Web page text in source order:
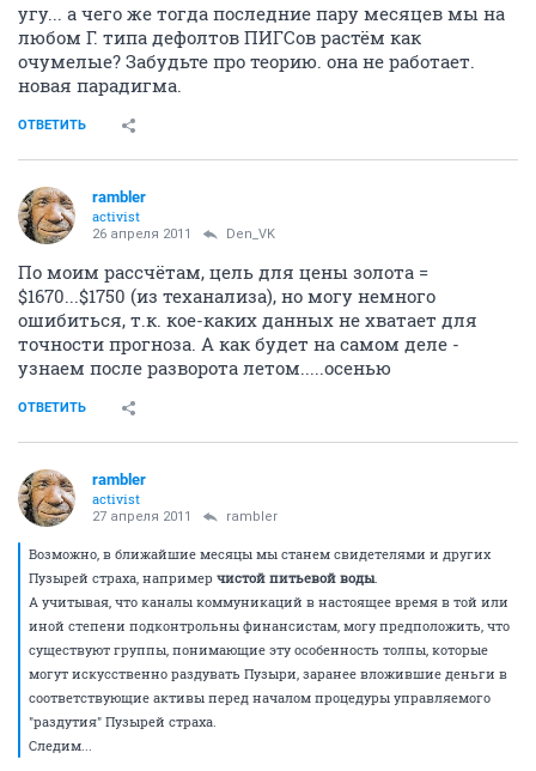
угу... а чего же тогда последние пару месяцев мы на
любом Г. типа дефолтов ПИГСов растём как
очумелые? Забудьте про теорию. она не работает.
новая парадигма.
ОТВЕТИТЬ
rambler
activist
26 апреля 2011 Den_VK
По моим рассчётам, цель для цены золота =
$1670...$1750 (из теханализа), но могу немного
ошибиться, т.к. кое-каких данных не хватает для
точности прогноза. А как будет на самом деле -
узнаем после разворота летом.....осенью
ОТВЕТИТЬ
rambler
activist
27 апреля 2011 rambler
Возможно, в ближайшие месяцы мы станем свидетелями и других
Пузырей страха, например чистой питьевой воды.
А учитывая, что каналы коммуникаций в настоящее время в той или
иной степени подконтрольны финансистам, могу предположить, что
существуют группы, понимающие эту особенность толпы, которые
могут искусственно раздувать Пузыри, заранее вложившие деньги в
соответствующие активы перед началом процедуры управляемого
"раздутия" Пузырей страха.
Следим...